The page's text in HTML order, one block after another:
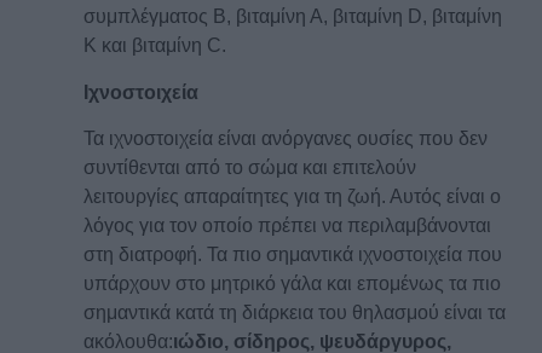
συμπλέγματος Β, βιταμίνη Α, βιταμίνη D, βιταμίνη
Κ και βιταμίνη C.
Ιχνοστοιχεία
Τα ιχνοστοιχεία είναι ανόργανες ουσίες που δεν
συντίθενται από το σώμα και επιτελούν
λειτουργίες απαραίτητες για τη ζωή. Αυτός είναι ο
λόγος για τον οποίο πρέπει να περιλαμβάνονται
στη διατροφή. Τα πιο σημαντικά ιχνοστοιχεία που
υπάρχουν στο μητρικό γάλα και επομένως τα πιο
σημαντικά κατά τη διάρκεια του θηλασμού είναι τα
ακόλουθα:ιώδιο, σίδηρος, ψευδάργυρος,